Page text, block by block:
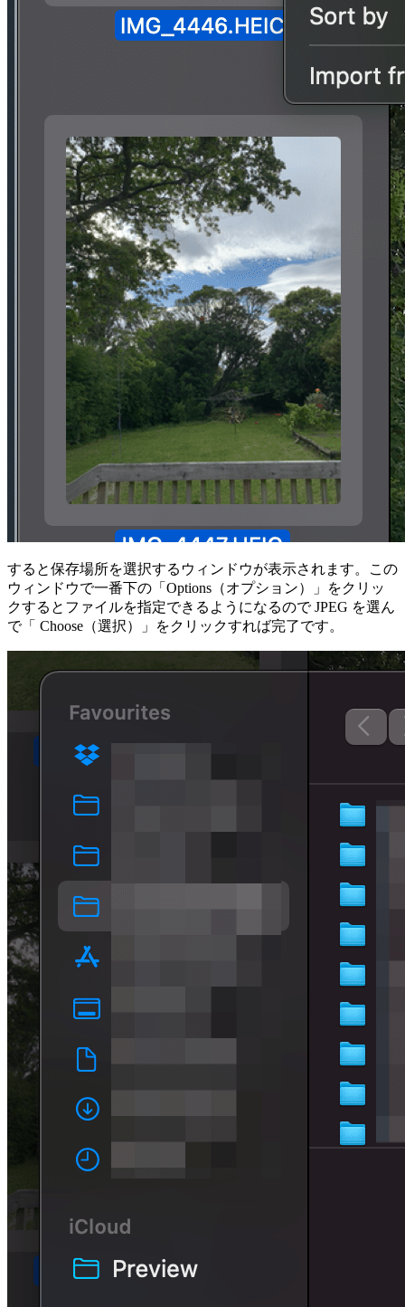
すると保存場所を選択するウィンドウが表示されます。この
ウィンドウで一番下の「Options（オプション）」をクリッ
クするとファイルを指定できるようになるので JPEG を選ん
で「 Choose（選択）」をクリックすれば完了です。